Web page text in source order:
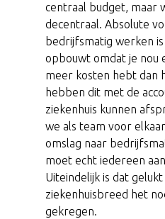
centraal budget, maar
decentraal. Absolute
bedrijfsmatig werken
opbouwt omdat je nou
meer kosten hebt dan
hebben dit met de
ziekenhuis kunnen
we als team voor
omslag naar
moet echt iedereen
Uiteindelijk is dat
ziekenhuisbreed het
gekregen.